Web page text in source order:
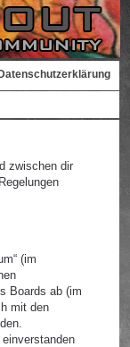
Datenschutzerklärung
zwischen dir
(im
Boards ab (im
mit den